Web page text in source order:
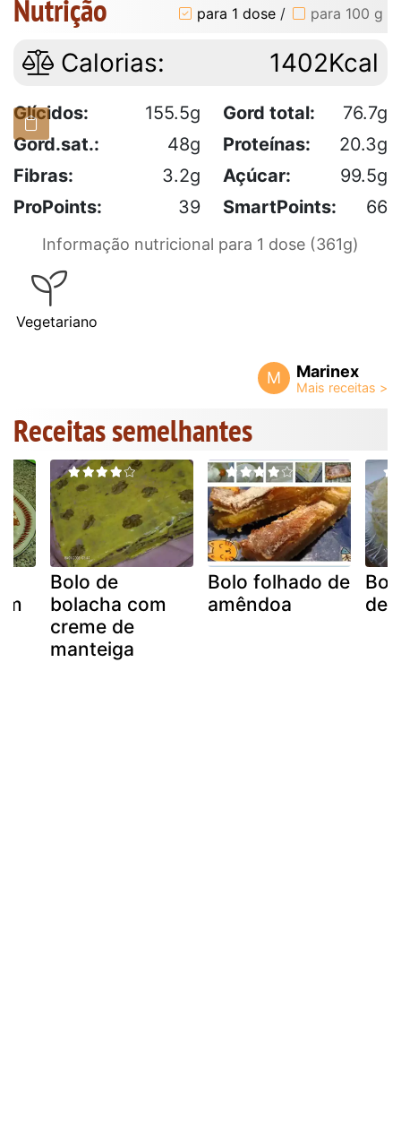
Nutrição para 1 dose / para 100 g
Calorias: 1402Kcal
Glícidos: 155.5g Gord total:
76.7g
Gord.sat.:
48g Proteínas:
20.3g
Fibras:
3.2g Açúcar:
99.5g
ProPoints:
39 SmartPoints: 66
Informação nutricional para 1 dose (361g)
Vegetariano
M Marinex
Receitas semelhantes
Bolo de
bolacha com
creme de
manteiga
Bolo folhado de
amêndoa